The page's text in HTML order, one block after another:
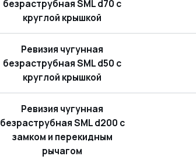
безраструбная SML d70 с
круглой крышкой
Ревизия чугунная
безраструбная SML d50 с
круглой крышкой
Ревизия чугунная
безраструбная SML d200 с
замком и перекидным
рычагом